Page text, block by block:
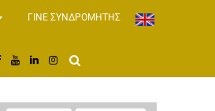
ΓΙΝΕ ΣΥΝΔΡΟΜΗΤΗΣ